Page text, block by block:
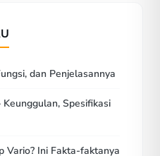
dan Penjelasannya
Spesifikasi
Vario? Ini Fakta-faktanya